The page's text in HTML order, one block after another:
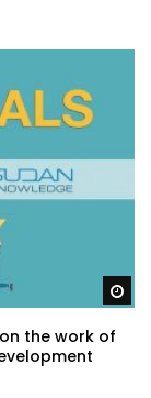
the work of